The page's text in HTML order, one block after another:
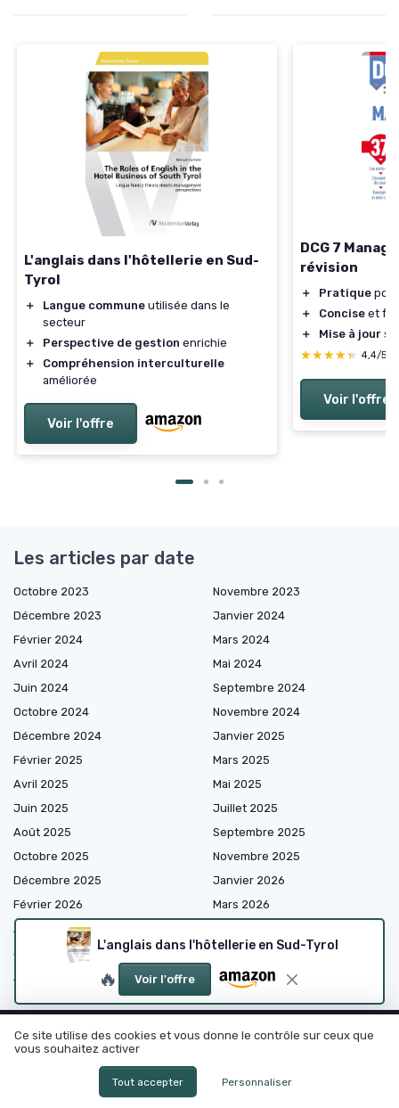
L'anglais dans l'hôtellerie en Sud-
Tyrol
＋ Langue commune utilisée dans le
secteur
＋
Perspective de gestion enrichie
＋
Compréhension interculturelle
améliorée
Voir l'offre
DCG 7
révision
＋ Pratique
＋
Concise et
＋
Mise à jour
★★★★★
★★★★★ 4,4/5
Voir l'offre
L'anglais dans l'hôtellerie en Sud-Tyrol
🔥 Voir l'offre
Les articles par date
Octobre 2023
Novembre 2023
Décembre 2023
Janvier 2024
Février 2024
Mars 2024
Avril 2024
Mai 2024
Juin 2024
Septembre 2024
Octobre 2024
Novembre 2024
Décembre 2024
Janvier 2025
Février 2025
Mars 2025
Avril 2025
Mai 2025
Juin 2025
Juillet 2025
Août 2025
Septembre 2025
Octobre 2025
Novembre 2025
Décembre 2025
Janvier 2026
Février 2026
Mars 2026
Avril 2026
Juin 2026
Juillet 2026
Août 2026
Développement Personnel
Ce site utilise des cookies et vous donne le contrôle sur ceux que
vous souhaitez activer
Tout accepter Personnaliser